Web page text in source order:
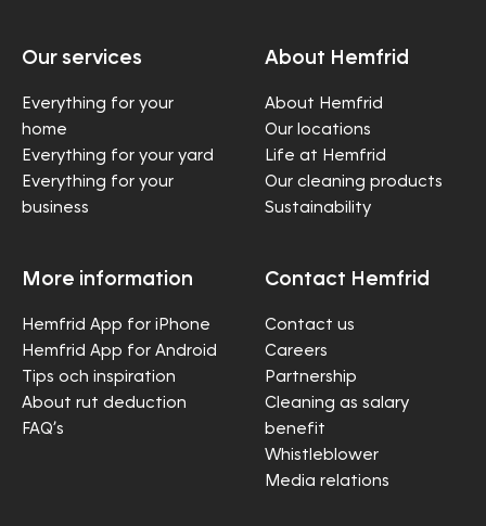
Our services
Everything for your
home
Everything for your yard
Everything for your
business
About Hemfrid
About Hemfrid
Our locations
Life at Hemfrid
Our cleaning products
Sustainability
More information
Hemfrid App for iPhone
Hemfrid App for Android
Tips och inspiration
About rut deduction
FAQ’s
Contact Hemfrid
Contact us
Careers
Partnership
Cleaning as salary
benefit
Whistleblower
Media relations